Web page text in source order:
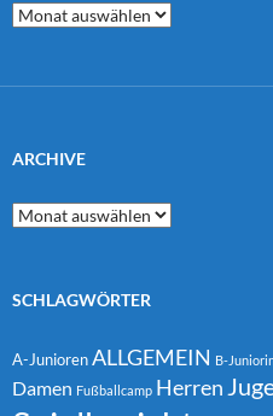
Archive
ARCHIVE
Archive
SCHLAGWÖRTER
A-Junioren ALLGEMEIN B-
Damen Fußballcamp Herren